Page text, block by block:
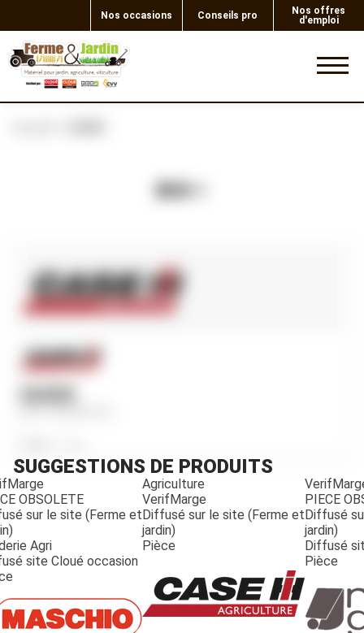
Nos occasions Conseils pro
Nos offres
d'emploi
Ref. 3232091R1
SUGGESTIONS DE PRODUITS
OBSOLETE
sur le site (Ferme et
Agri
site Cloué occasion
Agriculture
VerifMarge
Diffusé sur le site (Ferme et
jardin)
Pièce
PIECE
Diffusé
jardin)
Diffusé
Pièce